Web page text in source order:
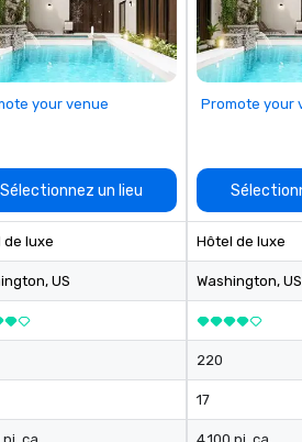
your venue
Sélectionnez un lieu
de luxe
, US
Promote your
Hôtel de luxe
Washington, US
220
17